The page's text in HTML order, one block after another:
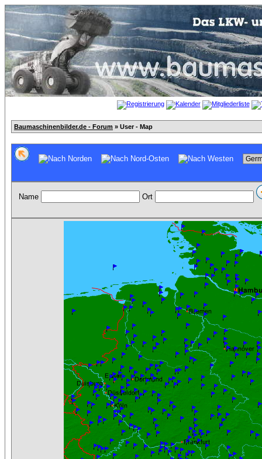
Baumaschinenbilder.de - Forum » User - Map
Name Ort